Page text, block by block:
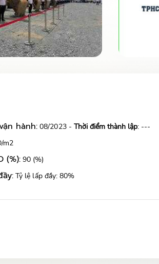
hành: 08/2023 - Thời điểm thành lập: ---
m2
(%): 90 (%)
Tỷ lệ lấp đầy: 80%